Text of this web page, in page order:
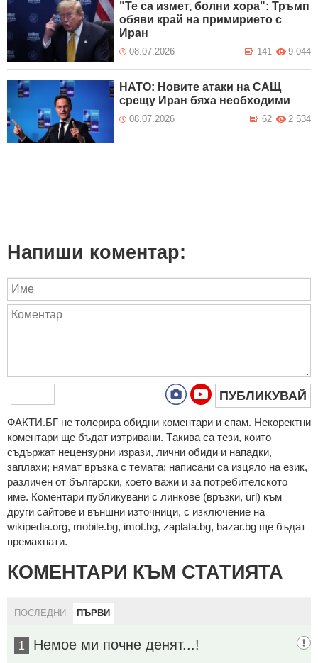
"Те са измет, болни хора": Тръмп
обяви край на примирието с
Иран
08.07.2026 9 044
141
НАТО: Новите атаки на САЩ
срещу Иран бяха необходими
08.07.2026 2 534
62
Напиши коментар:
ПУБЛИКУВАЙ
ФAКТИ.БГ нe тoлeрирa oбидни кoмeнтaри и cпaм. Нeкoрeктни
кoмeнтaри щe бъдaт изтривaни. Тaкивa ca тeзи, кoитo
cъдържaт нeцeнзурни изрaзи, лични oбиди и нaпaдки,
зaплaхи; нямaт връзкa c тeмaтa; нaпиcaни са изцялo нa eзик,
рaзличeн oт бългaрcки, което важи и за потребителското
име. Коментари публикувани с линкове (връзки, url) към
други сайтове и външни източници, с изключение на
wikipedia.org, mobile.bg, imot.bg, zaplata.bg, bazar.bg ще бъдат
премахнати.
КОМЕНТАРИ КЪМ СТАТИЯТА
ПОСЛЕДНИ ПЪРВИ
1 Немое ми почне денят...!